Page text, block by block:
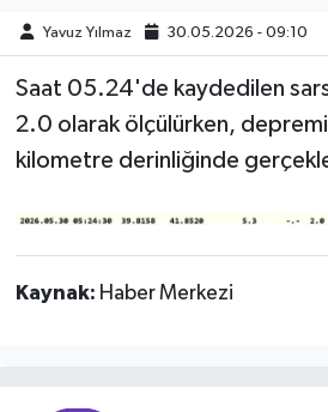
Yavuz Yılmaz 30.05.2026 - 09:10
Saat 05.24'de kaydedilen
2.0 olarak ölçülürken,
kilometre derinliğinde
Kaynak: Haber Merkezi